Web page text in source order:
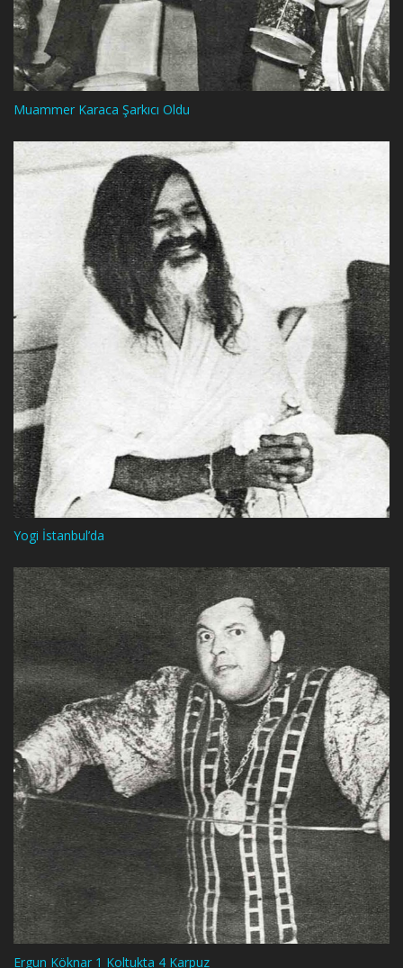
Muammer Karaca Şarkıcı Oldu
Yogi İstanbul’da
Ergun Köknar 1 Koltukta 4 Karpuz